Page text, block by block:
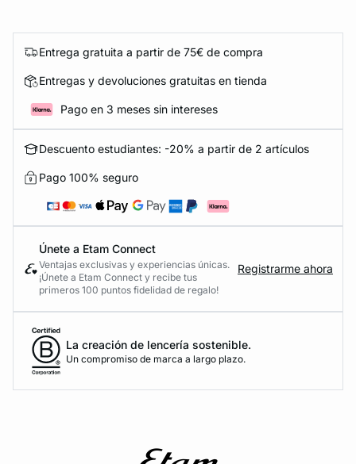
Entrega gratuita a partir de 75€ de compra
Entregas y devoluciones gratuitas en tienda
Pago en 3 meses sin intereses
Descuento estudiantes: -20% a partir de 2 artículos
Pago 100% seguro
Únete a Etam Connect
Ventajas exclusivas y experiencias únicas.
¡Únete a Etam Connect y recibe tus
primeros 100 puntos fidelidad de regalo!
Registrarme ahora
La creación de lencería sostenible.
Un compromiso de marca a largo plazo.